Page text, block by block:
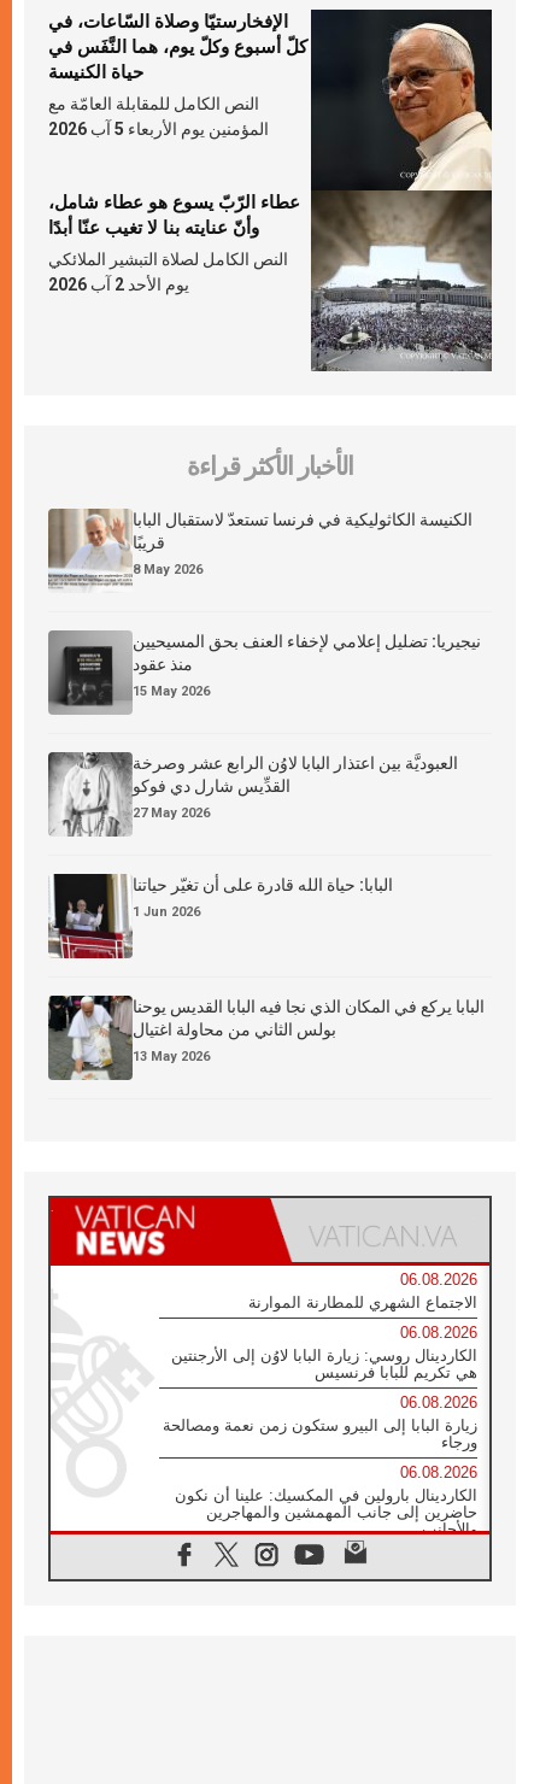
الإفخارستيّا وصلاة السّاعات، في
كلّ أسبوع وكلّ يوم، هما النَّفَس في
حياة الكنيسة
النص الكامل للمقابلة العامّة مع
المؤمنين يوم الأربعاء 5 آب 2026
عطاء الرّبّ يسوع هو عطاء شامل،
وأنّ عنايته بنا لا تغيب عنّا أبدًا
النص الكامل لصلاة التبشير الملائكي
يوم الأحد 2 آب 2026
الأخبار الأكثر قراءة
الكنيسة الكاثوليكية في فرنسا تستعدّ لاستقبال البابا
قريبًا
8 May 2026
نيجيريا: تضليل إعلامي لإخفاء العنف بحق المسيحيين
منذ عقود
15 May 2026
العبوديَّة بين اعتذار البابا لاوُن الرابع عشر وصرخة
القدِّيس شارل دي فوكو
27 May 2026
البابا: حياة الله قادرة على أن تغيّر حياتنا
1 Jun 2026
البابا يركع في المكان الذي نجا فيه البابا القديس يوحنا
بولس الثاني من محاولة اغتيال
13 May 2026
06.08.2026
الاجتماع الشهري للمطارنة الموارنة
06.08.2026
الكاردينال روسي: زيارة البابا لاوُن إلى الأرجنتين
هي تكريم للبابا فرنسيس
06.08.2026
زيارة البابا إلى البيرو ستكون زمن نعمة ومصالحة
ورجاء
06.08.2026
الكاردينال بارولين في المكسيك: علينا أن نكون
حاضرين إلى جانب المهمشين والمهاجرين
والأجانب
البابا لاوُن الرابع عشر للشباب في أسيزي: